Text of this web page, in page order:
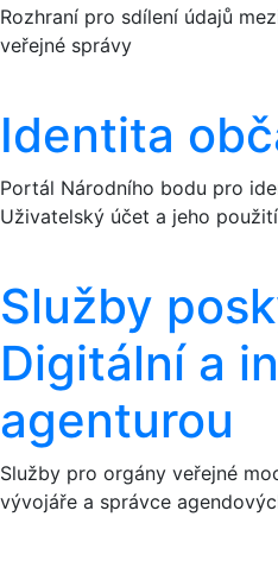
Rozhraní pro sdílení údajů
veřejné správy
Identita
Portál Národního bodu pro
Uživatelský účet a jeho
Služby
Digitální a
agenturou
Služby pro orgány veřejné
vývojáře a správce